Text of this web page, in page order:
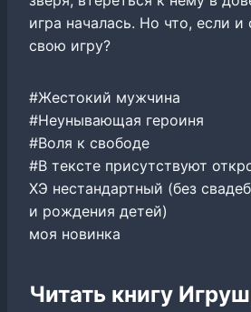
игра началась. Но что, если и
свою игру?
#Жестокий мужчина
#Неунывающая героиня
#Воля к свободе
#В тексте присутствуют
ХЭ нестандартный (без
и рождения детей)
моя новинка
Читать книгу